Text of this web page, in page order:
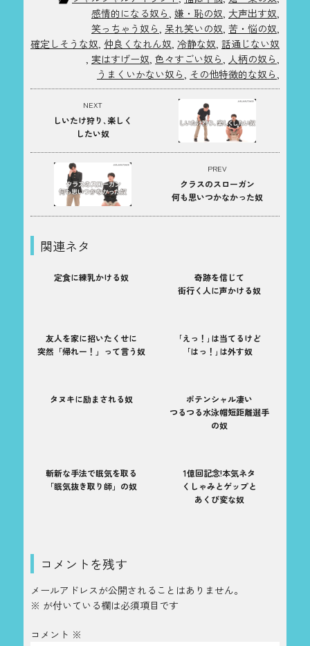
感情的になる奴ら, 嫌・恥の奴, 大声出す奴,
笑っちゃう奴ら, 呆れ笑いの奴, 苦・悩の奴,
確定しそうな奴, 仲良くなれん奴, 冷静な奴, 話通じない奴
, 実はすげー奴, 色々すごい奴ら, 人柄の奴ら,
うまくいかない奴ら, その他特徴的な奴ら,
PREV
クラスのスローガン
何も思いつかなかった奴
NEXT
しいたけ狩り､楽しく
したい奴
関連ネタ
定食に練乳かける奴
奇跡を信じて
街行く人に声かける奴
友人を家に招いたくせに
突然「帰れー！」って言う奴
｢えっ！｣は当てるけど
｢はっ！｣は外す奴
タヌキに励まされる奴
ポテンシャル凄い
つるつる水泳帽短距離選手
の奴
斬新な手法で眠気を取る
「眠気抜き取り師」の奴
1億回記念!本気ネタ
くしゃみとゲップと
あくび変な奴
コメントを残す
メールアドレスが公開されることはありません。
※ が付いている欄は必須項目です
コメント ※